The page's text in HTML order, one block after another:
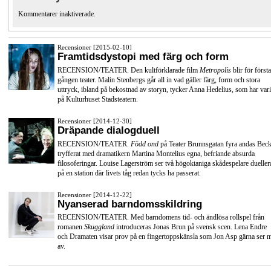
Kommentarer inaktiverade.
Recensioner [2015-02-10]
Framtidsdystopi med färg och form
RECENSION/TEATER. Den kultförklarade film Metropolis blir för första
gången teater. Malin Stenbergs går all in vad gäller färg, form och stora
uttryck, ibland på bekostnad av storyn, tycker Anna Hedelius, som har
på Kulturhuset Stadsteatern.
Recensioner [2014-12-30]
Dräpande dialogduell
RECENSION/TEATER. Född ond på Teater Brunnsgatan fyra andas
tryfferat med dramatikern Martina Montelius egna, befriande absurda
filosoferingar. Louise Lagerström ser två högoktaniga skådespelare
på en station där livets tåg redan tycks ha passerat.
Recensioner [2014-12-22]
Nyanserad barndomsskildring
RECENSION/TEATER. Med barndomens tid- och ändlösa rollspel från
romanen Skuggland introduceras Jonas Brun på svensk scen. Lena Endre
och Dramaten visar prov på en fingertoppskänsla som Jon Asp gärna ser
av.